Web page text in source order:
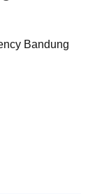
Bandung